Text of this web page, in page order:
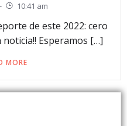
- 10:41 am
de este 2022: cero
Esperamos […]
MORE